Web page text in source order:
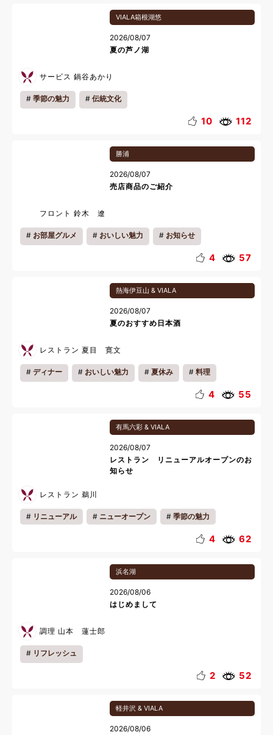
雨の日 夏休み
VIALA箱根湖悠
2026/08/07
夏の芦ノ湖
サービス 鍋谷あかり
季節の魅力 伝統文化
10 112
勝浦
2026/08/07
売店商品のご紹介
フロント 鈴木 遼
お部屋グルメ おいしい魅力 お知らせ
4 57
熱海伊豆山 & VIALA
2026/08/07
夏のおすすめ日本酒
レストラン 夏目 寛文
ディナー おいしい魅力 夏休み 料理
4 55
有馬六彩 & VIALA
2026/08/07
レストラン リニューアルオープンのお
知らせ
レストラン 鵜川
リニューアル ニューオープン 季節の魅力
おいしい魅力
料理
4 62
浜名湖
2026/08/06
はじめまして
調理 山本 蓮士郎
リフレッシュ
2 52
軽井沢 & VIALA
2026/08/06